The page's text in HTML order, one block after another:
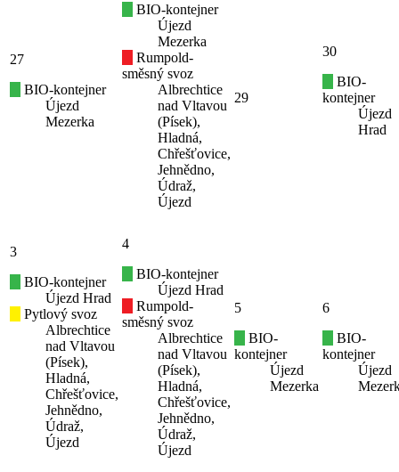
27
BIO-kontejner
Újezd
Mezerka
BIO-kontejner
Újezd
Mezerka
Rumpold-
směsný svoz
Albrechtice
nad Vltavou
(Písek),
Hladná,
Chřešťovice,
Jehnědno,
Údraž,
Újezd
29
30
BIO-
kontejner
Újezd
Hrad
3
BIO-kontejner
Újezd Hrad
Pytlový svoz
Albrechtice
nad Vltavou
(Písek),
Hladná,
Chřešťovice,
Jehnědno,
Údraž,
Újezd
4
BIO-kontejner
Újezd Hrad
Rumpold-
směsný svoz
Albrechtice
nad Vltavou
(Písek),
Hladná,
Chřešťovice,
Jehnědno,
Údraž,
Újezd
5
BIO-
kontejner
Újezd
Mezerka
6
BIO-
kontejner
Újezd